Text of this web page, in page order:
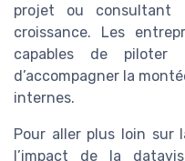
projet ou consultant
croissance. Les
capables de piloter
d’accompagner la
internes.
Pour aller plus loin sur
l’impact de la